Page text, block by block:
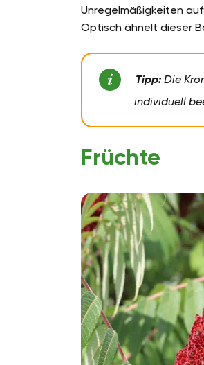
Unregelmäßigkeiten
Optisch ähnelt dieser
Tipp: Die
individuell
Früchte